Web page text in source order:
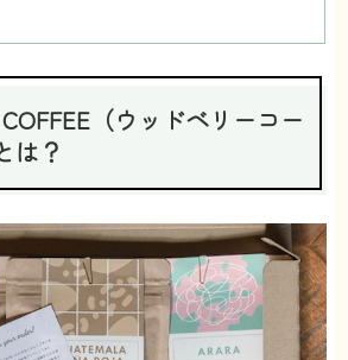
（ウッドベリーコー
は？